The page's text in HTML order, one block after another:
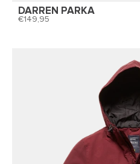
DARREN PARKA
149,95